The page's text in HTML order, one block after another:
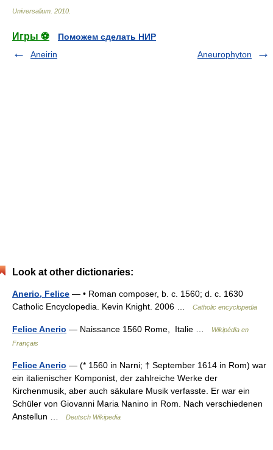
Universalium 2010
Игры ⚽
Поможем сделать НИР
Aneirin
Aneurophyton
Look at other dictionaries:
Anerio, Felice — • Roman composer, b. c. 1560; d. c. 1630
Catholic Encyclopedia. Kevin Knight. 2006 …
Catholic encyclopedia
Felice Anerio — Naissance 1560 Rome, Italie …
Wikipédia en
Français
Felice Anerio — (* 1560 in Narni; † September 1614 in Rom) war
ein italienischer Komponist, der zahlreiche Werke der
Kirchenmusik, aber auch säkulare Musik verfasste. Er war ein
Schüler von Giovanni Maria Nanino in Rom. Nach verschiedenen
Anstellun …
Deutsch Wikipedia